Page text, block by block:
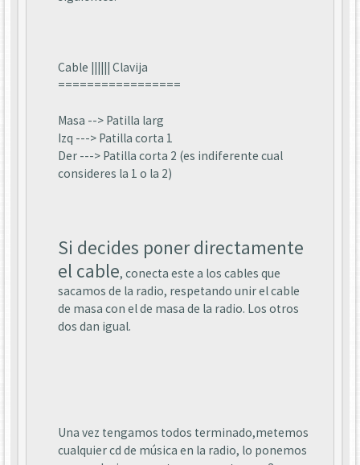
Cable |||||| Clavija
=================
Masa --> Patilla larg
Izq ---> Patilla corta 1
Der ---> Patilla corta 2 (es indiferente cual
consideres la 1 o la 2)
Si decides poner directamente
el cable, conecta este a los cables que
sacamos de la radio, respetando unir el cable
de masa con el de masa de la radio. Los otros
dos dan igual.
Una vez tengamos todos terminado,metemos
cualquier cd de música en la radio, lo ponemos